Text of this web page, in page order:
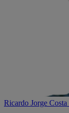
Ricardo Jorge Costa